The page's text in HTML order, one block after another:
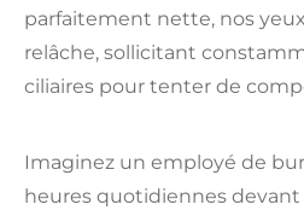
parfaitement nette, nos
relâche, sollicitant
ciliaires pour tenter de
Imaginez un employé de
heures quotidiennes